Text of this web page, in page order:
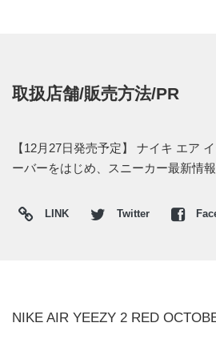
予想される。来年の9月にはアディダ
(※2013年12月25日追記)
フットロッカーでは発売未定となっ
取扱店舗/販売方法/PR
【12月27日発売予定】 ナイキ エア
ーバーをはじめ、スニーカー最新情
LINK Twitter
NIKE AIR YEEZY 2 RED